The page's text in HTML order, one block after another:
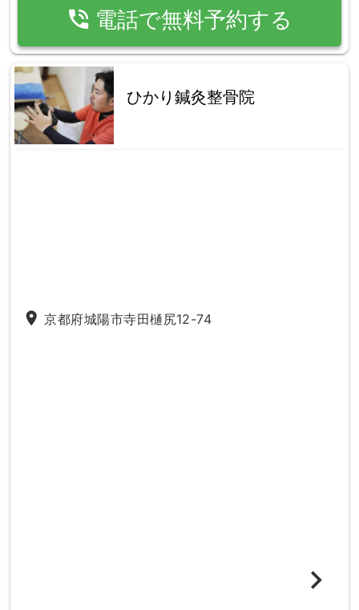
phone_in_talk 電話で無料予約する
ひかり鍼灸整骨院
place 京都府城陽市寺田樋尻12-74